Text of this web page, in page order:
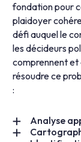
fondation pour
plaidoyer
défi auquel le
les décideurs
comprennent et
résoudre ce
:
Analyse